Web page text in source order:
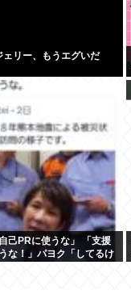
ェリー、もうエグいだ
己PRに使うな」 「支援
な！」パヨク「してるけ